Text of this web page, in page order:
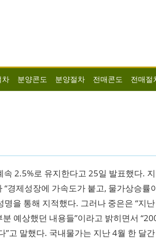
차 분양콘도 분양절차 전매콘도 전매절
2.5%로 유지한다고 25일 발표했다.
경제성장에 가속도가 붙고, 물가상승률
을 통해 지적했다. 그러나 중은은 “지
예상했던 내용들”이라고 밝히면서
고 말했다. 국내물가는 지난 4월 한 달